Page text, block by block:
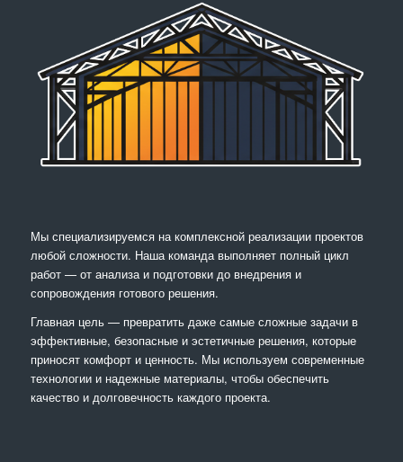
Мы специализируемся на комплексной реализации проектов
любой сложности. Наша команда выполняет полный цикл
работ — от анализа и подготовки до внедрения и
сопровождения готового решения.
Главная цель — превратить даже самые сложные задачи в
эффективные, безопасные и эстетичные решения, которые
приносят комфорт и ценность. Мы используем современные
технологии и надежные материалы, чтобы обеспечить
качество и долговечность каждого проекта.